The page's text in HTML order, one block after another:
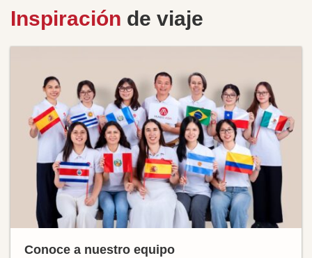
Inspiración de viaje
Conoce a nuestro equipo